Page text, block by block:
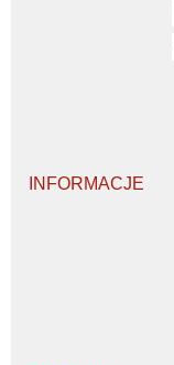
INFORMACJE